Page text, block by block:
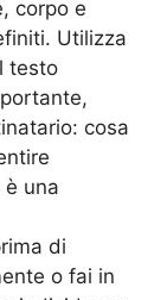
corpo e
Utilizza
testo
cosa
è una
di
o fai in